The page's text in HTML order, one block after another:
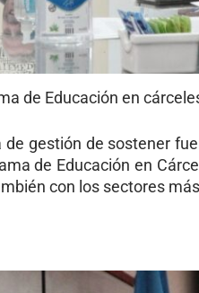
de Educación en
gestión de sostener
de Educación en
con los sectores